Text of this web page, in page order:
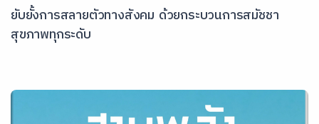
ยับยั้งการสลายตัวทางสังคม ด้วยกระบวนการสมัชชา
สุขภาพทุกระดับ